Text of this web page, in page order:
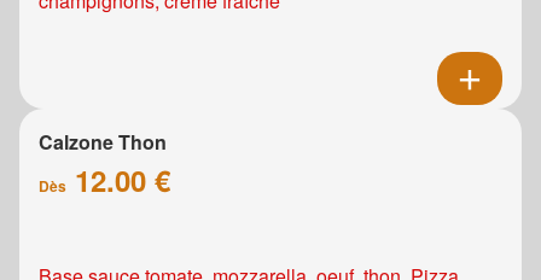
Calzone Thon
Dès 12.00 €